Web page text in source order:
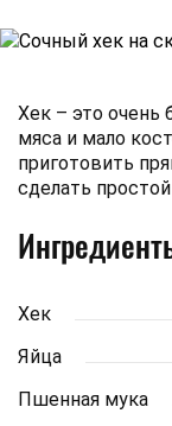
Хек – это очень
мяса и мало
приготовить
сделать
Хек
Яйца
Пшенная мука